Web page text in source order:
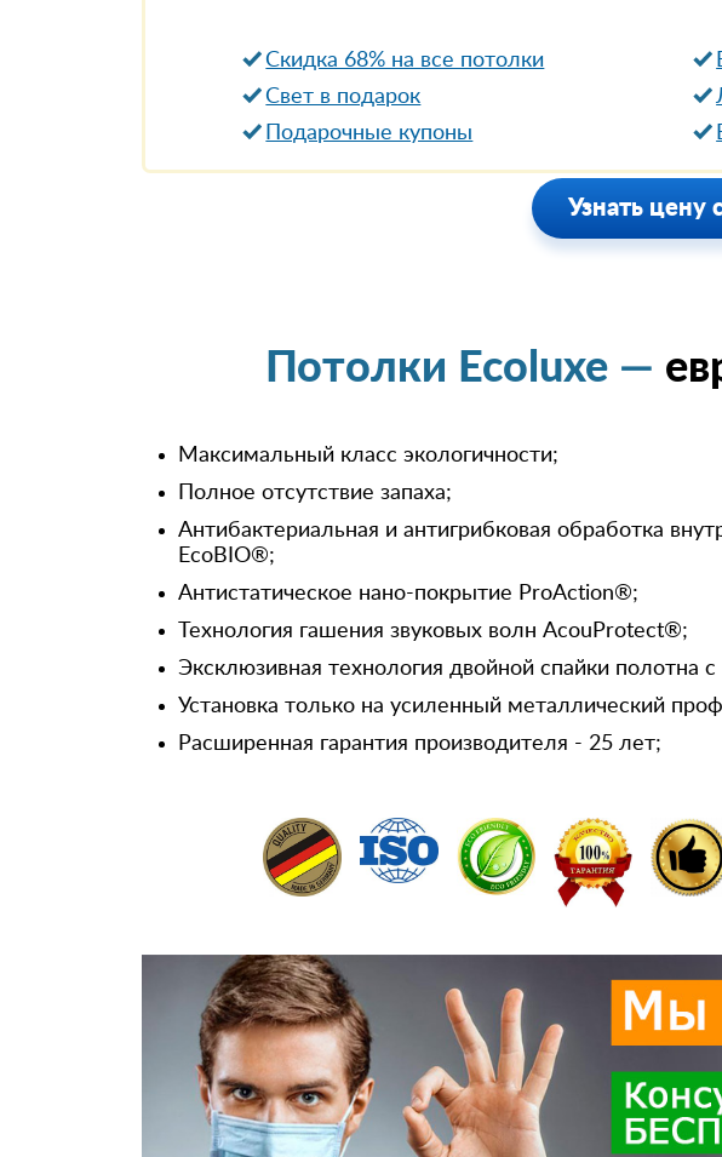
Скидка 68% на все потолки
Свет в подарок
Подарочные купоны
Узнать цену
Потолки Ecoluxe —
Максимальный класс экологичности;
Полное отсутствие запаха;
Антибактериальная и антигрибковая обработка
EcoBIO®;
Антистатическое нано-покрытие ProAction®;
Технология гашения звуковых волн AcouProtect®;
Эксклюзивная технология двойной спайки полотна
Установка только на усиленный металлический
Расширенная гарантия производителя - 25 лет;